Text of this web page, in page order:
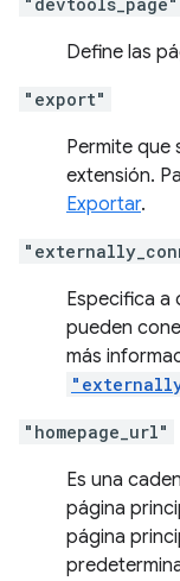
Define las
"export"
Permite que
extensión.
Exportar.
Especifica a
pueden
más
"homepage_url"
Es una
página
página